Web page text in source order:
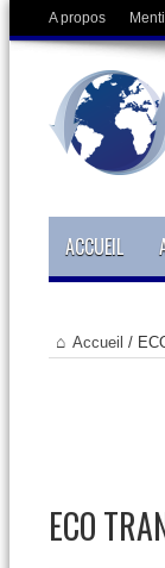
A propos
ACCUEIL
Accueil /
ECO